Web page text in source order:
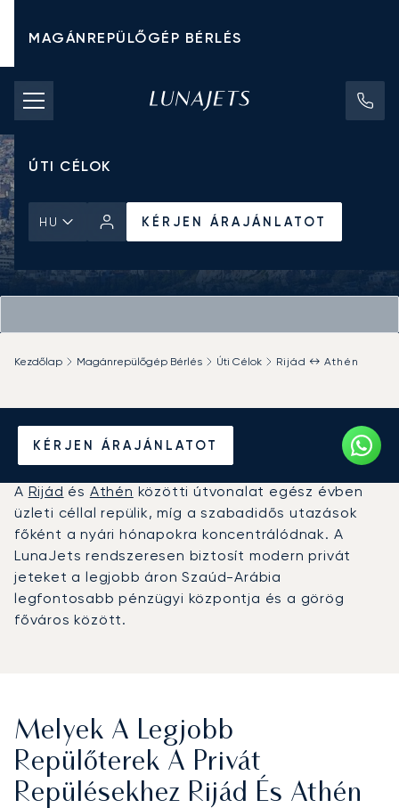
MAGÁNREPÜLŐGÉP BÉRLÉS
CHARTER ÁRAK
MAGÁNREPÜLŐGÉPEK
ÚTI CÉLOK
HU KÉRJEN ÁRAJÁNLATOT
KÉRJEN ÁRAJÁNLATOT
Kezdőlap Magánrepülőgép Bérlés Úti Célok Rijád ↔ Athén
Béreljen magánrepülőt
Rijád és Athén között
A Rijád és Athén közötti útvonalat egész évben
üzleti céllal repülik, míg a szabadidős utazások
főként a nyári hónapokra koncentrálódnak. A
LunaJets rendszeresen biztosít modern privát
jeteket a legjobb áron Szaúd-Arábia
legfontosabb pénzügyi központja és a görög
főváros között.
Melyek A Legjobb
Repülőterek A Privát
Repülésekhez Rijád És Athén